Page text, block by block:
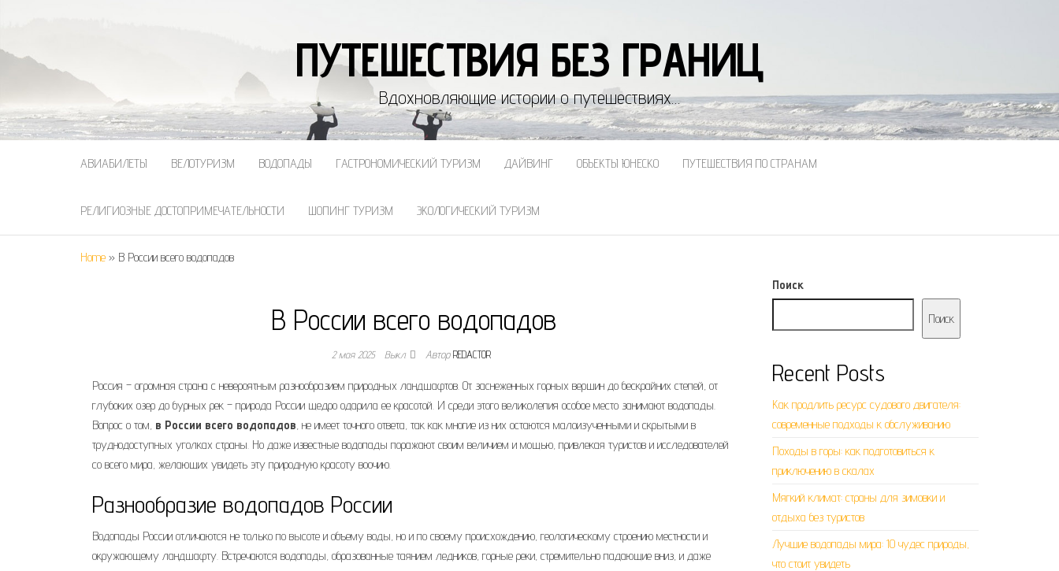
ПУТЕШЕСТВИЯ БЕЗ ГРАНИЦ
Вдохновляющие истории о путешествиях…
АВИАБИЛЕТЫ ВЕЛОТУРИЗМ ВОДОПАДЫ ГАСТРОНОМИЧЕСКИЙ ТУРИЗМ ДАЙВИНГ ОБЪЕКТЫ ЮНЕСКО ПУТЕШЕСТВИЯ ПО СТРАНАМ
РЕЛИГИОЗНЫЕ ДОСТОПРИМЕЧАТЕЛЬНОСТИ ШОПИНГ ТУРИЗМ ЭКОЛОГИЧЕСКИЙ ТУРИЗМ
Home » В России всего водопадов
В России всего водопадов
2 мая 2025 Выкл. АвторREDACTOR
Россия – огромная страна с невероятным разнообразием природных ландшафтов. От заснеженных горных вершин до бескрайних степей, от
глубоких озер до бурных рек – природа России щедро одарила ее красотой. И среди этого великолепия особое место занимают водопады.
Вопрос о том, в России всего водопадов, не имеет точного ответа, так как многие из них остаются малоизученными и скрытыми в
труднодоступных уголках страны. Но даже известные водопады поражают своим величием и мощью, привлекая туристов и исследователей
со всего мира, желающих увидеть эту природную красоту воочию.
Разнообразие водопадов России
Водопады России отличаются не только по высоте и объему воды, но и по своему происхождению, геологическому строению местности и
окружающему ландшафту. Встречаются водопады, образованные таянием ледников, горные реки, стремительно падающие вниз, и даже
Поиск
Поиск
Recent Posts
Как продлить ресурс судового двигателя:
современные подходы к обслуживанию
Походы в горы: как подготовиться к
приключению в скалах
Мягкий климат: страны для зимовки и
отдыха без туристов
Лучшие водопады мира: 10 чудес природы,
что стоит увидеть